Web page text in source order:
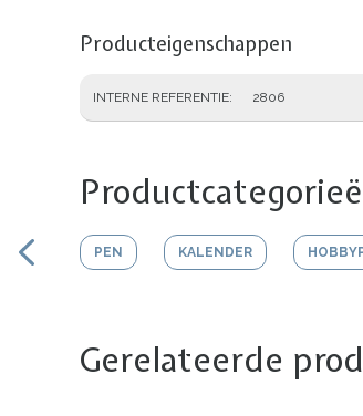
Producteigenschappen
INTERNE REFERENTIE 2806
PEN KALENDER
Gerelateerde